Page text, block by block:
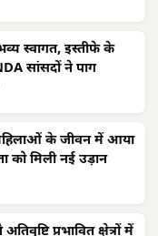
स्वागत, इस्तीफे के
सांसदों ने पाग
के जीवन में आया
को मिली नई उड़ान
प्रभावित क्षेत्रों में